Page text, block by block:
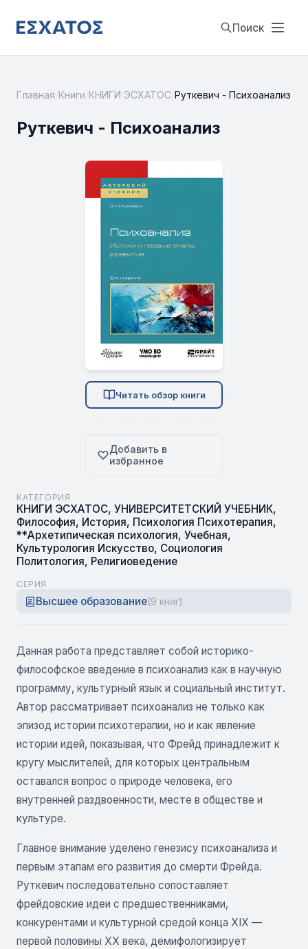
Поиск
Главная Книги КНИГИ ЭСХАТОС Руткевич - Психоанализ
Руткевич - Психоанализ
Читать обзор книги
Добавить в
избранное
КАТЕГОРИЯ
КНИГИ ЭСХАТОС, УНИВЕРСИТЕТСКИЙ УЧЕБНИК,
Философия, История, Психология Психотерапия,
**Архетипическая психология, Учебная,
Культурология Искусство, Социология
Политология, Религиоведение
СЕРИЯ
Высшее образование(9 книг)
Данная работа представляет собой историко-
философское введение в психоанализ как в научную
программу, культурный язык и социальный институт.
Автор рассматривает психоанализ не только как
эпизод истории психотерапии, но и как явление
истории идей, показывая, что Фрейд принадлежит к
кругу мыслителей, для которых центральным
оставался вопрос о природе человека, его
внутренней раздвоенности, месте в обществе и
культуре.
Главное внимание уделено генезису психоанализа и
первым этапам его развития до смерти Фрейда.
Руткевич последовательно сопоставляет
фрейдовские идеи с предшественниками,
конкурентами и культурной средой конца XIX —
первой половины XX века, демифологизирует